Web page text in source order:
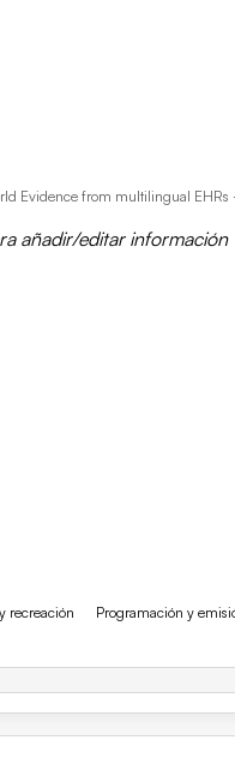
Evidence from multilingual
añadir/editar información
recreación Programación y